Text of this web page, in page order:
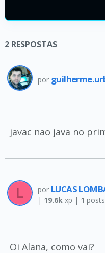
2 RESPOSTAS
por
javac nao java no
por LUCAS
| 19.6kxp | 1 posts
Oi Alana, como vai?